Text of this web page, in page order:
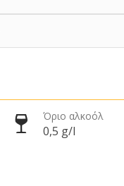
Όριο αλκοόλ
0,5 g/l